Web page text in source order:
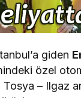
giden
özel
– Ilgaz